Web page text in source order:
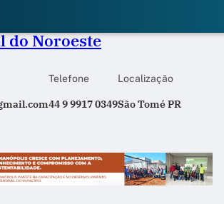
do Noroeste
Telefone
44 9 9917 0349
Localização
São Tomé PR